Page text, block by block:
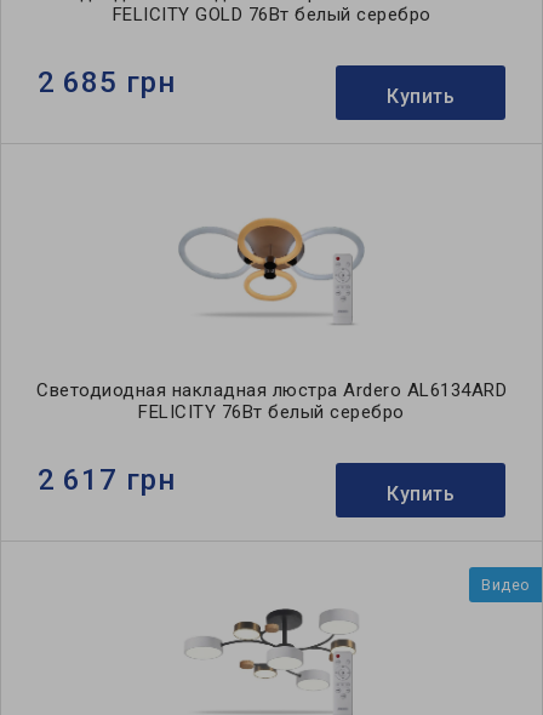
FELICITY GOLD 76Вт белый серебро
2 685 грн Купить
Светодиодная накладная люстра Ardero AL6134ARD
FELICITY 76Вт белый серебро
2 617 грн Купить
Видео